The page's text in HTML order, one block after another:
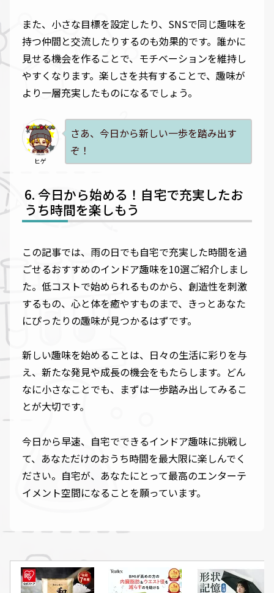
また、小さな目標を設定したり、SNSで同じ趣味を
持つ仲間と交流したりするのも効果的です。誰かに
見せる機会を作ることで、モチベーションを維持し
やすくなります。楽しさを共有することで、趣味が
より一層充実したものになるでしょう。
ヒゲ
さあ、今日から新しい一歩を踏み出す
ぞ！
今日から始める！自宅で充実したお
うち時間を楽しもう
この記事では、雨の日でも自宅で充実した時間を過
ごせるおすすめのインドア趣味を10選ご紹介しまし
た。低コストで始められるものから、創造性を刺激
するもの、心と体を癒やすものまで、きっとあなた
にぴったりの趣味が見つかるはずです。
新しい趣味を始めることは、日々の生活に彩りを与
え、新たな発見や成長の機会をもたらします。どん
なに小さなことでも、まずは一歩踏み出してみるこ
とが大切です。
今日から早速、自宅でできるインドア趣味に挑戦し
て、あなただけのおうち時間を最大限に楽しんでく
ださい。自宅が、あなたにとって最高のエンターテ
イメント空間になることを願っています。